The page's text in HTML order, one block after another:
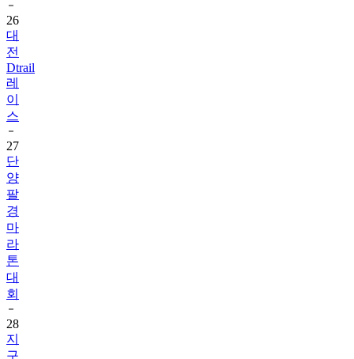
26
대
전
Dtrail
레
이
스
27
단
양
팔
경
마
라
톤
대
회
28
지
구